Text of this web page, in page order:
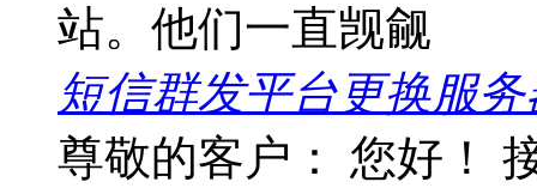
站。他们一直觊觎
短信群发平台更换服
尊敬的客户： 您好！